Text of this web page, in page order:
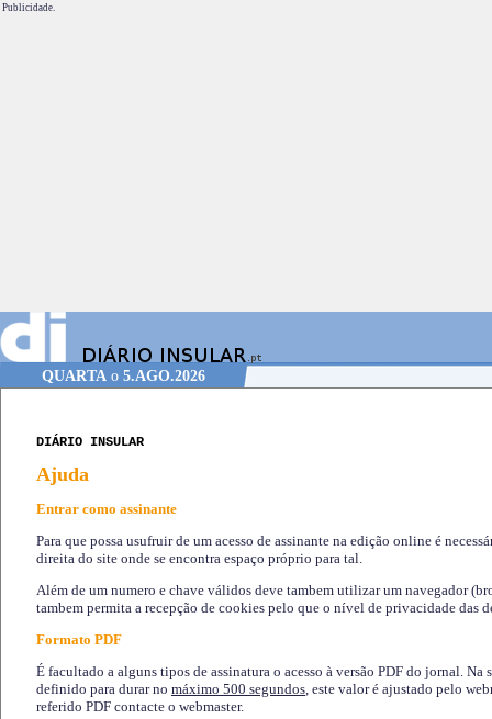
Publicidade.
QUARTA o 5.AGO.2026
DIÁRIO INSULAR
Ajuda
Entrar como assinante
Para que possa usufruir de um acesso de assinante na edição online é
direita do site onde se encontra espaço próprio para tal.
Além de um numero e chave válidos deve tambem utilizar um navegador
tambem permita a recepção de cookies pelo que o nível de privacidade das
Formato PDF
É facultado a alguns tipos de assinatura o acesso à versão PDF do jornal. Na
definido para durar no máximo 500 segundos, este valor é ajustado pelo
referido PDF contacte o webmaster.